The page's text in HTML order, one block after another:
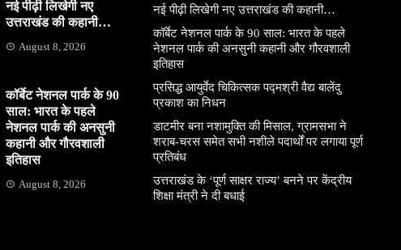
नई पीढ़ी लिखेगी नए
उत्तराखंड की कहानी…
August 8, 2026
कॉर्बेट नेशनल पार्क के 90
साल: भारत के पहले
नेशनल पार्क की अनसुनी
कहानी और गौरवशाली
इतिहास
August 8, 2026
नई पीढ़ी लिखेगी नए उत्तराखंड की कहानी…
कॉर्बेट नेशनल पार्क के 90 साल: भारत के पहले
नेशनल पार्क की अनसुनी कहानी और गौरवशाली
इतिहास
प्रसिद्ध आयुर्वेद चिकित्सक पद्मश्री वैद्य बालेंदु
प्रकाश का निधन
डाटमीर बना नशामुक्ति की मिसाल, ग्रामसभा ने
शराब-चरस समेत सभी नशीले पदार्थों पर लगाया पूर्ण
प्रतिबंध
उत्तराखंड के ‘पूर्ण साक्षर राज्य’ बनने पर केंद्रीय
शिक्षा मंत्री ने दी बधाई